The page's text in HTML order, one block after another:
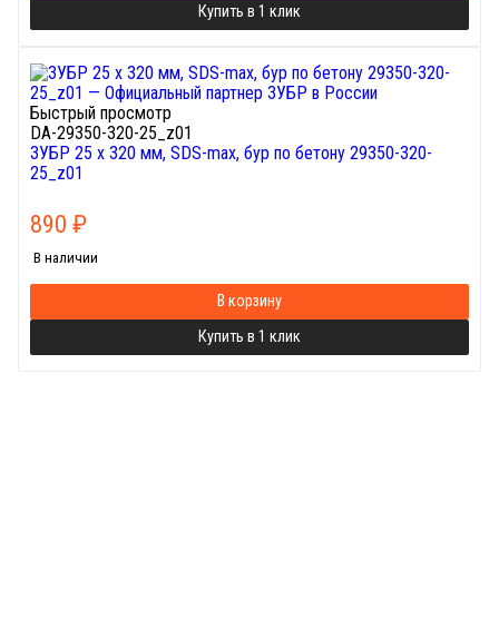
Купить в 1 клик
Быстрый просмотр
DA-29350-320-25_z01
ЗУБР 25 x 320 мм, SDS-max, бур по бетону 29350-320-
25_z01
890 ₽
В наличии
В корзину
Купить в 1 клик